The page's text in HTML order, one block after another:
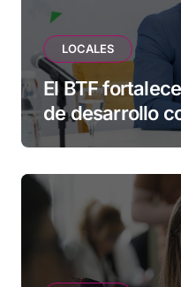
LOCALES
El BTF
de desarrollo
herramientas